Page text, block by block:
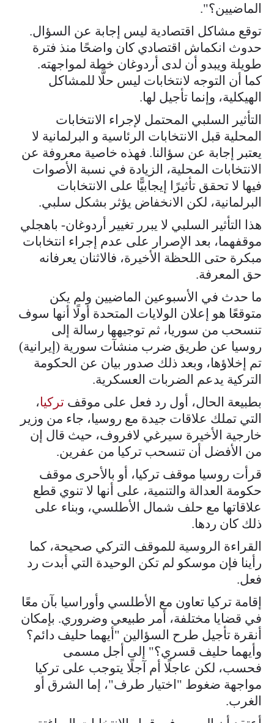
الماضيين؟".
توقع مشاكل اقتصادية ليس إجابة عن السؤال.
حدوث انكماش اقتصادي كان واضحًا منذ فترة
طويلة ويبدو أن لدى أردوغان خطة لمواجهته.
كما أن التوجه لانتخابات ليس حلًّا للمشاكل
الهيكلية، وإنما تأجيل لها.
التأثير السلبي المحتمل لإجراء الانتخابات
المحلية قبل الانتخابات الرئاسية و البرلمانية لا
يعتبر إجابة عن سؤالنا. فهذه خاصية معروفة عن
الانتخابات المحلية، الزيادة في نسبة الأصوات
فيها لا تحقق تأثيرًا إيجابيًّا على الانتخابات
البرلمانية، لكن الانخفاض يؤثر بشكل سلبي.
هذا التأثير السلبي لا يبرر تغيير أردوغان- باهجلي
موقفهما، بعد الإصرار على عدم إجراء انتخابات
مبكرة حتى اللحظة الأخيرة، فالاثنان يعرفانه
حق المعرفة.
ما حدث في الأسبوعين الماضيين ولم يكن
متوقعًا هو إعلان الولايات المتحدة أولًا أنها سوف
تنسحب من سوريا، ثم توجيهها رسالة إلى
روسيا عن طريق ضرب منشآت سورية (إيرانية)
تم إخلاؤها، وبعد ذلك صدور بيان عن الحكومة
التركية يدعم الضربات العسكرية.
بطبيعة الحال، أول رد فعل على موقف تركيا،
التي تملك علاقات جيدة مع روسيا، جاء من وزير
خارجية الأخيرة سيرغي لافروف، حيث قال إن
من الأفضل أن تنسحب تركيا من عفرين.
قرأت روسيا موقف تركيا، أو بالأحرى موقف
حكومة العدالة والتنمية، على أنها لا تنوي قطع
علاقاتها مع حلف شمال الأطلسي، وبناء على
ذلك كان ردها.
القراءة الروسية للموقف التركي صحيحة، كما
رأينا فإن موسكو لم تكن الوحيدة التي أبدت رد
فعل.
إقامة تركيا تعاون مع الأطلسي وأوراسيا بآن معًا
في قضايا مختلفة، أمر طبيعي وضروري. بإمكان
أنقرة تأجيل طرح السؤالين "أيهما حليف دائم؟
وأيهما حليف قسري؟" إلى أجل مسمى
فحسب، لكن عاجلًا أم آجلًا يتوجب على تركيا
مواجهة ضغوط "اختيار طرف"، إما الشرق أو
الغرب.